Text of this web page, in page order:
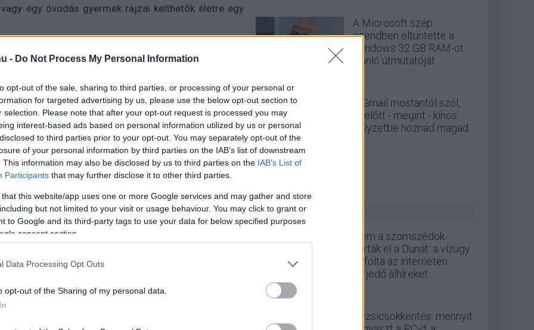
- Do Not Process My Personal Information
opt-out of the sale, sharing to third parties, or processing of your personal or
for targeted advertising by us, please use the below opt-out section to
selection. Please note that after your opt-out request is processed you may
interest-based ads based on personal information utilized by us or personal
to third parties prior to your opt-out. You may separately opt-out of the
of your personal information by third parties on the IAB’s list of downstream
This information may also be disclosed by us to third parties on the IAB’s List of
Participants that may further disclose it to other third parties.
that this website/app uses one or more Google services and may gather and store
but not limited to your visit or usage behaviour. You may click to grant or
to Google and its third-party tags to use your data for below specified purposes
consent section.
Data Processing Opt Outs
opt-out of the Sharing of my personal data.
egy óvodás gyermek rajzai kelthetők életre egy
weben és mobilon egyaránt, bár a legtöbb
meg. Íme néhány példa:
a galériáért!
A Microsoft szép
csendben eltüntette a
Windows 32 GB RAM-ot
ajánló útmutatóját
A Gmail mostantól szól,
mielőtt - megint - kínos
helyzetbe hoznád magad
ZÖLD PÁLYA
Nem a szomszédok
zárták el a Dunát: a vízügy
cáfolta az interneten
terjedő álhíreket
Rezsicsökkentés: mennyit